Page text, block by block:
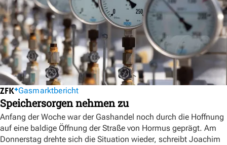
Gasmarktbericht
Speichersorgen nehmen zu
Anfang der Woche war der Gashandel noch durch die Hoffnung
auf eine baldige Öffnung der Straße von Hormus geprägt. Am
Donnerstag drehte sich die Situation wieder, schreibt Joachim